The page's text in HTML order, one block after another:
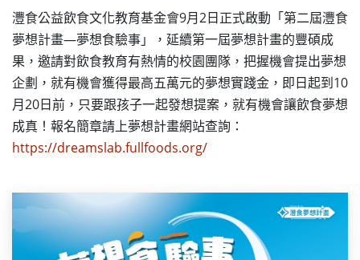
灃食公益飲食文化教育基金會9月2日正式啟動「第二屆灃食
夢想計畫—夢想食驗事」，延續第一屆夢想計畫的豐碩成
果，邀請對飲食教育有熱情的校園團隊，把握機會提出夢想
企劃，就有機會獲得最高五萬元的夢想實踐金，即日起到10
月20日前，只要跟孩子一起發想提案，就有機會讓飲食夢想
成真！報名簡章請上夢想計畫網站查詢：
https://dreamslab.fullfoods.org/